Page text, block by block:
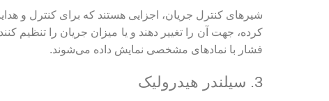
شیرهای کنترل جریان، اجزایی هستند که برای کنترل و
کرده، جهت آن را تغییر دهند و یا میزان جریان را تنظیم
فشار با نمادهای مشخصی نمایش داده می‌شوند.
3. سیلندر هیدرولیک